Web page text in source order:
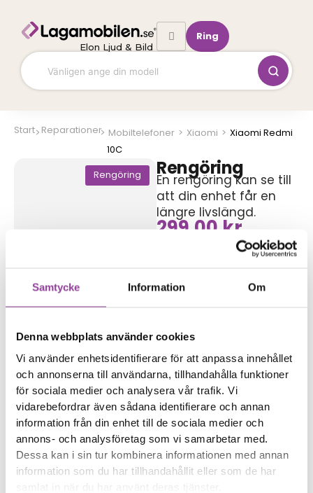
Samtycke Information Om
Denna webbplats använder cookies
Vi använder enhetsidentifierare för att anpassa innehållet
och annonserna till användarna, tillhandahålla funktioner
för sociala medier och analysera vår trafik. Vi
vidarebefordrar även sådana identifierare och annan
information från din enhet till de sociala medier och
annons- och analysföretag som vi samarbetar med.
Dessa kan i sin tur kombinera informationen med annan
information som du har tillhandahållit eller som de har
innehåll
Elon Ljud & Bild
Ring
Start Reparationer Mobiltelefoner > Xiaomi > Xiaomi Redmi
10C
Rengöring
Rengöring
En rengöring kan se till
att din enhet får en
längre livslängd.
299,00 kr
Dålig kamera bild
Glapp i
Sega knappar
Reparations tid – Ca 30
minuter
Boka tid